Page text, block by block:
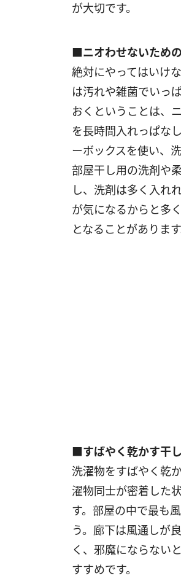
が大切です。
■ニオわせないため
絶対にやってはいけ
は汚れや雑菌でいっ
おくということは、
を長時間入れっぱな
ーボックスを使い、
部屋干し用の洗剤や
し、洗剤は多く入れ
が気になるからと多
となることがありま
■すばやく乾かす干
洗濯物をすばやく乾
濯物同士が密着した
す。部屋の中で最も
う。廊下は風通しが
く、邪魔にならない
すすめです。